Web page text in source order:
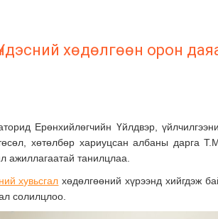
хөдөлгөөн орон
Ерөнхийлөгчийн Үйлдвэр,
хөтөлбөр хариуцсан албаны дарга
танилцлаа.
хувьсгал хөдөлгөөний хүрээнд хийгдэж
солилцлоо.